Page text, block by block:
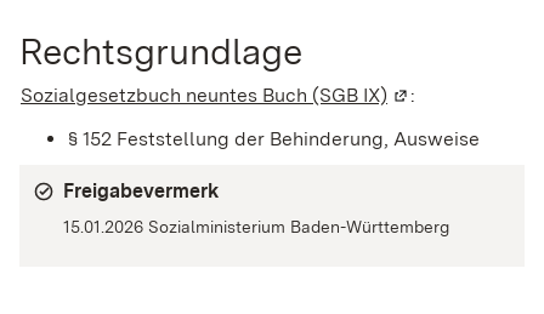
Rechtsgrundlage
Sozialgesetzbuch neuntes Buch (SGB IX) (Wird in einem
:
§ 152 Feststellung der Behinderung, Ausweise
Freigabevermerk
15.01.2026 Sozialministerium Baden-Württemberg